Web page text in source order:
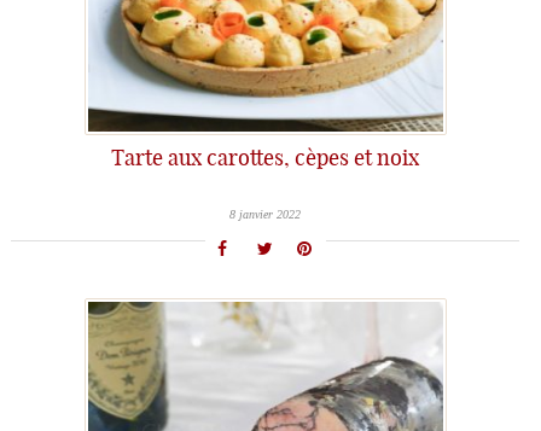
Tarte aux carottes, cèpes et noix
8 janvier 2022